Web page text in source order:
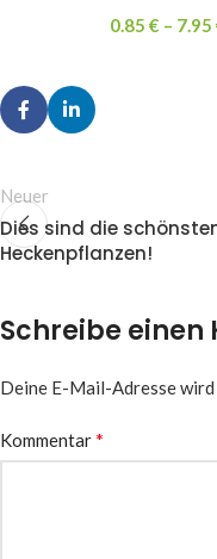
0.85€ – 7.95
Neuer
Dies sind die
Heckenpflanzen!
Schreibe
Deine E-Mail-Adresse
Kommentar*